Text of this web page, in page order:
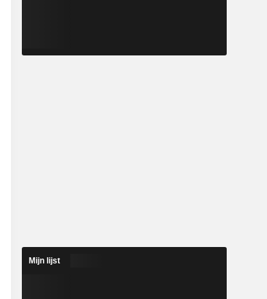
Mijn lijst